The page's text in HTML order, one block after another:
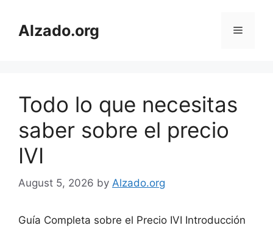
contentAlzado.org Menu
Todo lo que necesitas
saber sobre el precio
IVI
August 5, 2026 by Alzado.org
Guía Completa sobre el Precio IVI Introducción